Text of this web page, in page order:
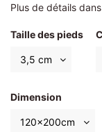
Plus de détails
Taille des pieds
Dimension